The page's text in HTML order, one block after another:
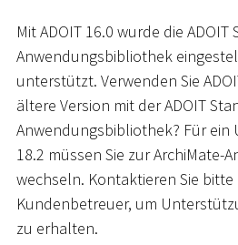
Mit ADOIT 16.0 wurde die ADOIT
Anwendungsbibliothek
unterstützt. Verwenden Sie
ältere Version mit der ADOIT
Anwendungsbibliothek? Für ein
18.2 müssen Sie zur ArchiMate-
wechseln. Kontaktieren Sie bitte
Kundenbetreuer, um
zu erhalten.